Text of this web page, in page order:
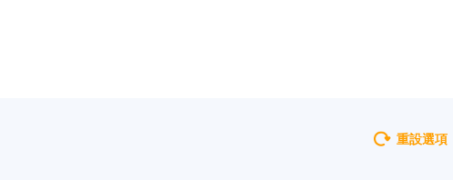
重設選項